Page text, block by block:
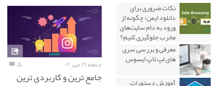
نکات ضروری برای
دانلود ایمن؛ چگونه از
ورود به دام سایت‌های
مخرب جلوگیری کنیم؟
معرفی و بررسی سری
های لپ تاپ ایسوس
آموزش دستورات
جمعه ۲۱ مهر ۰۲ ۵
جامع ترین و کاربردی ترین